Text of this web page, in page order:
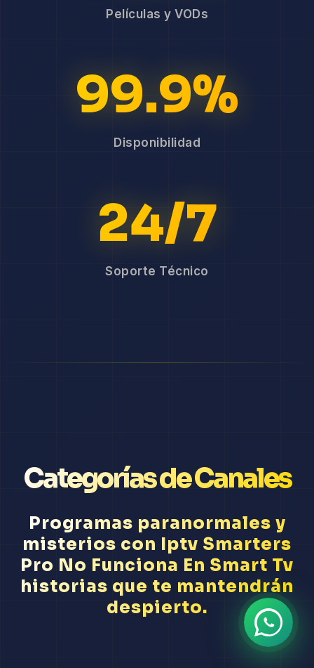
Películas y VODs
99.9%
Disponibilidad
24/7
Soporte Técnico
Categorías de Canales
Programas paranormales y
misterios con Iptv Smarters
Pro No Funciona En Smart Tv
historias que te mantendrán
despierto.